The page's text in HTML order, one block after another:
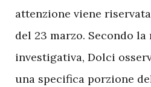
attenzione viene
del 23 marzo. Secondo
investigativa, Dolci
una specifica porzione